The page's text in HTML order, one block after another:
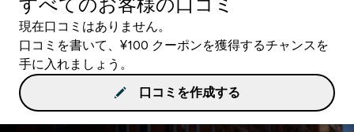
現在口コミはありません。
口コミを書いて、¥100 クーポンを獲得するチャンスを
手に入れましょう。
口コミを作成する